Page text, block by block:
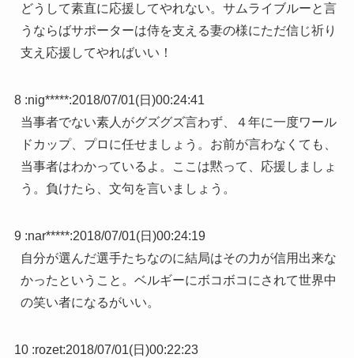
どうして素直に応援してやれない。サムライブルーと言
うならばサポーターは侍を支える妻の様にただ信じ祈り
支え応援してやればいい！
8 :nig*****:2018/07/01(日)00:24:41
当事者でない素人がグズグズ言わず、４年に一度ワール
ドカップ、プロに任せましょう。お前が言わなくても、
当事者はわかっているよ。ここは黙って、応援しましょ
う。負けたら、文句を言いましょう。
9 :nar*****:2018/07/01(日)00:24:19
自分が選んだ選手たちなのに結局はその力が信用出来な
かったということ。ベルギーにボコボコにされて世界中
の笑い者になるがいい。
10 :rozet:2018/07/01(日)00:22:23